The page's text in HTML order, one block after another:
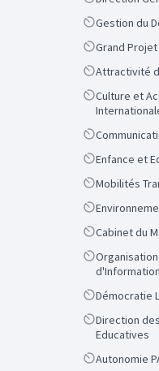
ScopeGestion du
ScopeGrand
ScopeAttractivité
Scope
Culture et Actions
Scope
ScopeEnfance et
ScopeMobilités
Scope
ScopeCabinet du
Scope
Organisation des Systèmes
d'Information
ScopeDémocratie
Scope
Direction des Politiques
Educatives
ScopeAutonomie